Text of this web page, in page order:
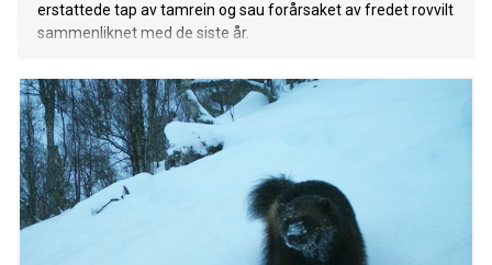
erstattede tap av tamrein og sau forårsaket av fredet rovvilt
sammenliknet med de siste år.